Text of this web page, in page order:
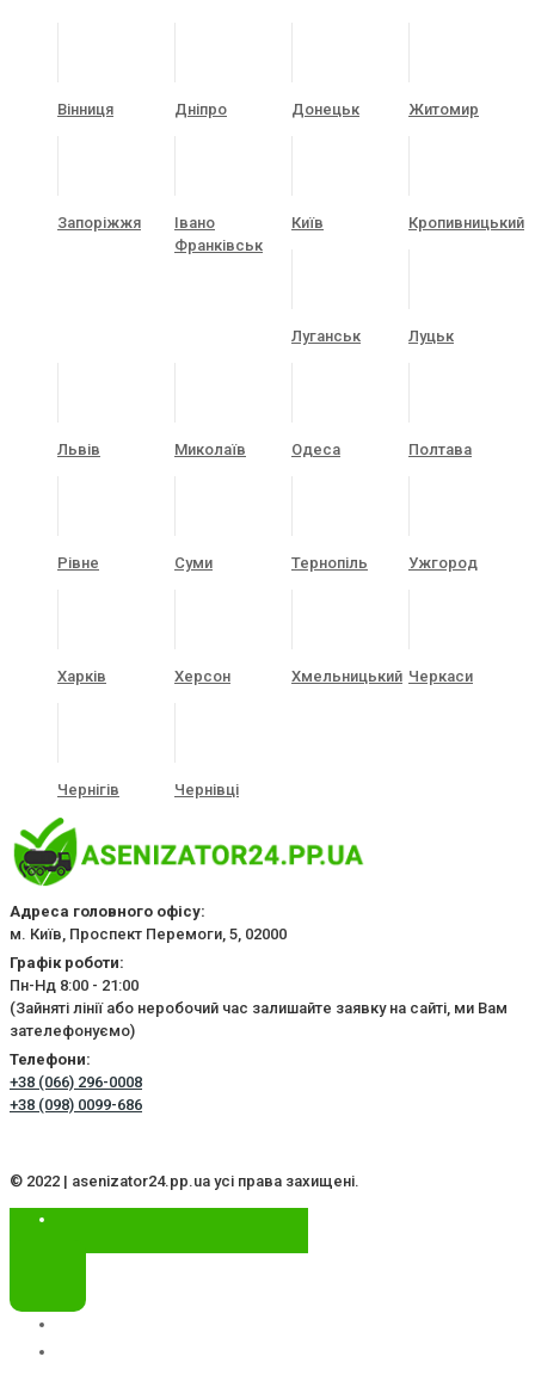
Вінниця Дніпро Донецьк Житомир
Запоріжжя
Івано
Франківськ
Київ Кропивницький
Луганськ Луцьк
Львів Миколаїв Одеса Полтава
Рівне Суми Тернопіль Ужгород
Харків Херсон Хмельницький Черкаси
Чернігів Чернівці
Адреса головного офісу:
м. Київ, Проспект Перемоги, 5, 02000
Графік роботи:
Пн-Нд 8:00 - 21:00
(Зайняті лінії або неробочий час залишайте заявку на сайті, ми Вам
зателефонуємо)
Телефони:
+38 (066) 296-0008
+38 (098) 0099-686
© 2022 | asenizator24.pp.ua усі права захищені.